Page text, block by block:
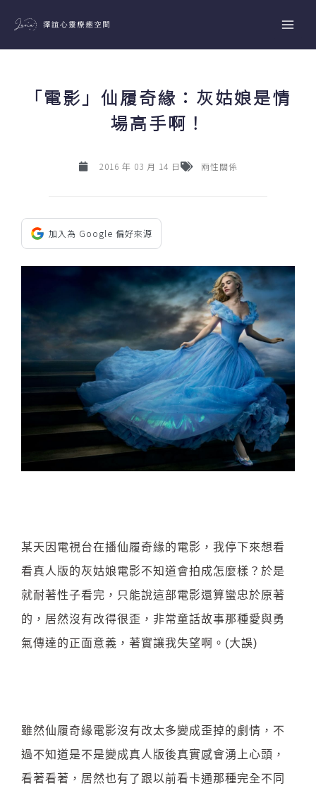
主
「電影」仙履奇緣：灰姑娘是情
場高手啊！
2016 年 03 月 14 日 兩性關係
加入為 Google 偏好來源
某天因電視台在播仙履奇緣的電影，我停下來想看
看真人版的灰姑娘電影不知道會拍成怎麼樣？於是
就耐著性子看完，只能說這部電影還算蠻忠於原著
的，居然沒有改得很歪，非常童話故事那種愛與勇
氣傳達的正面意義，著實讓我失望啊。(大誤)
雖然仙履奇緣電影沒有改太多變成歪掉的劇情，不
過不知道是不是變成真人版後真實感會湧上心頭，
看著看著，居然也有了跟以前看卡通那種完全不同